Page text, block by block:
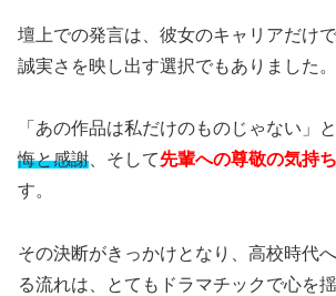
壇上での発言は、彼女のキャリアだけ
誠実さを映し出す選択でもありました。
「あの作品は私だけのものじゃない」
悔と感謝 、そして先輩への尊敬の気持ち
す。
その決断がきっかけとなり、高校時代
る流れは、とてもドラマチックで心を